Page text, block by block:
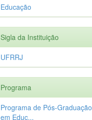
Educação
Sigla da Instituição
UFRRJ
Programa
Programa de Pós-Graduação
em Educ...